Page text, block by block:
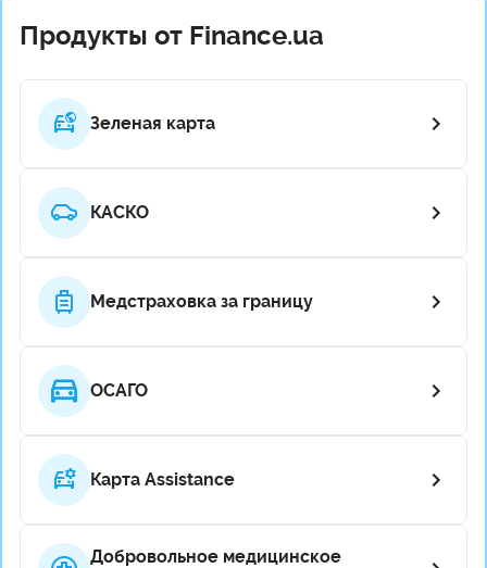
Продукты от Finance.ua
Зеленая карта
КАСКО
Медстраховка за границу
ОСАГО
Карта Assistance
Добровольное медицинское